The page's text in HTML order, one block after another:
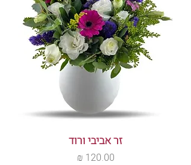
זר אביבי ורוד
מחיר